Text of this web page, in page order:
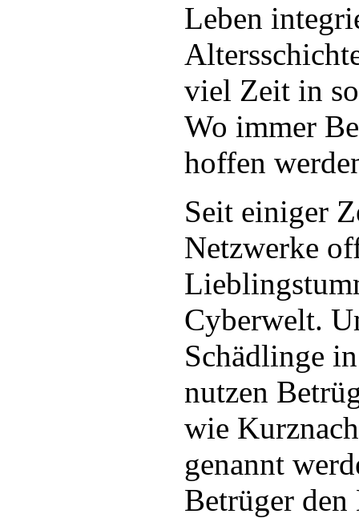
Leben
viel Zeit in
Wo immer
hoffen
Seit einiger
Netzwerke
Cyberwelt.
Schädlinge
nutzen
wie
genannt
Betrüger